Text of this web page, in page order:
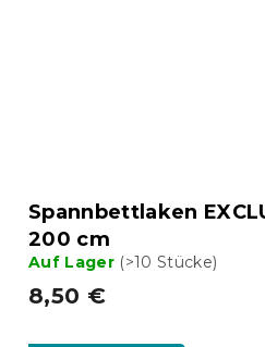
Spannbettlaken
200 cm
Auf Lager (>10 Stücke)
8,50 €